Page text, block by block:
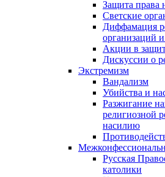
Защита права
Светские
Диффамация
организаций
Акции в
Дискуссии о
Экстремизм
Вандализм
Убийства и
Разжигание
религиозной
насилию
Русская
католики